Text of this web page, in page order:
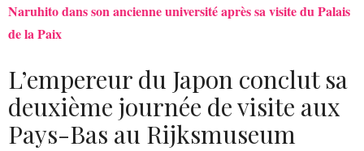
Naruhito dans son ancienne université après sa visite du Palais
de la Paix
L’empereur du Japon conclut sa
deuxième journée de visite aux
Pays-Bas au Rijksmuseum